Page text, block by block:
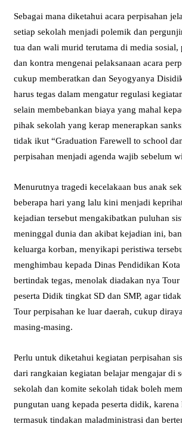
Sebagai mana diketahui acara perpisahan
setiap sekolah menjadi polemik dan
tua dan wali murid terutama di media sosial,
dan kontra mengenai pelaksanaan acara
cukup memberatkan dan Seyogyanya
harus tegas dalam mengatur regulasi
selain membebankan biaya yang mahal
pihak sekolah yang kerap menerapkan
tidak ikut “Graduation Farewell to school
perpisahan menjadi agenda wajib sebelum
Menurutnya tragedi kecelakaan bus anak
beberapa hari yang lalu kini menjadi
kejadian tersebut mengakibatkan puluhan
meninggal dunia dan akibat kejadian ini,
keluarga korban, menyikapi peristiwa
menghimbau kepada Dinas Pendidikan Kota
bertindak tegas, menolak diadakan nya Tour
peserta Didik tingkat SD dan SMP, agar
Tour perpisahan ke luar daerah, cukup
masing-masing.
Perlu untuk diketahui kegiatan perpisahan
dari rangkaian kegiatan belajar mengajar di
sekolah dan komite sekolah tidak boleh
pungutan uang kepada peserta didik, karena
termasuk tindakan maladministrasi dan